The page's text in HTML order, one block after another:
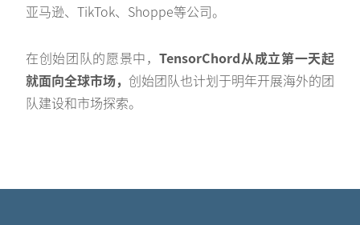
亚马逊、TikTok、Shoppe等公司。
在创始团队的愿景中，TensorChord从成立第一天起
就面向全球市场， 创始团队也计划于明年开展海外的团
队建设和市场探索。